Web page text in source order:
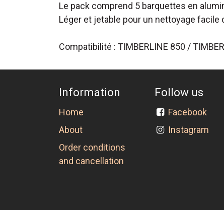
Le pack comprend 5 barquettes en
Léger et jetable pour un nettoyage facile
Compatibilité : TIMBERLINE 850 /
Information
Home
About
Order conditions
and cancellation
Follow us
Facebook
Instagram